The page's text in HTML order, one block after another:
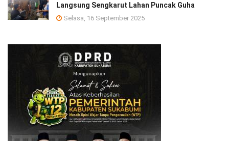
Langsung Sengkarut Lahan Puncak Guha
Selasa, 16 September 2025